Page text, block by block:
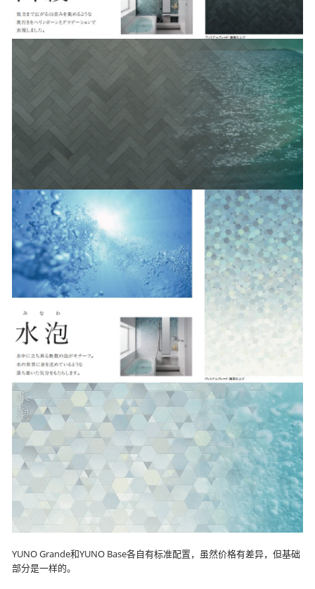
YUNO Grande和YUNO Base各自有标准配置，虽然价格有差异，但基础
部分是一样的。